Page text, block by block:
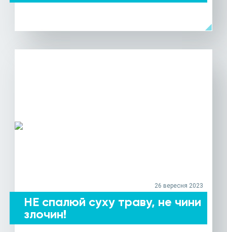
arrow_left
26 вересня 2023
НЕ спалюй суху траву, не чини
злочин!